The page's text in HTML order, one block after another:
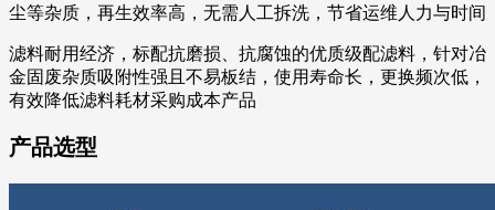
尘等杂质，再生效率高，无需人工拆洗，节省运维人力与时间
滤料耐用经济，标配抗磨损、抗腐蚀的优质级配滤料，针对冶
金固废杂质吸附性强且不易板结，使用寿命长，更换频次低，
有效降低滤料耗材采购成本产品
产品选型